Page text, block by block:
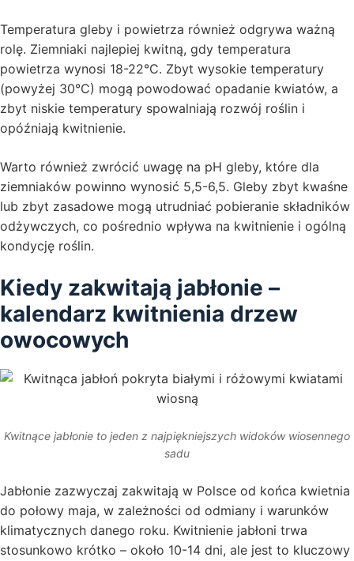
Temperatura gleby i powietrza również odgrywa ważną
rolę. Ziemniaki najlepiej kwitną, gdy temperatura
powietrza wynosi 18-22°C. Zbyt wysokie temperatury
(powyżej 30°C) mogą powodować opadanie kwiatów, a
zbyt niskie temperatury spowalniają rozwój roślin i
opóźniają kwitnienie.
Warto również zwrócić uwagę na pH gleby, które dla
ziemniaków powinno wynosić 5,5-6,5. Gleby zbyt kwaśne
lub zbyt zasadowe mogą utrudniać pobieranie składników
odżywczych, co pośrednio wpływa na kwitnienie i ogólną
kondycję roślin.
Kiedy zakwitają jabłonie –
kalendarz kwitnienia drzew
owocowych
Kwitnące jabłonie to jeden z najpiękniejszych widoków wiosennego
sadu
Jabłonie zazwyczaj zakwitają w Polsce od końca kwietnia
do połowy maja, w zależności od odmiany i warunków
klimatycznych danego roku. Kwitnienie jabłoni trwa
stosunkowo krótko – około 10-14 dni, ale jest to kluczowy